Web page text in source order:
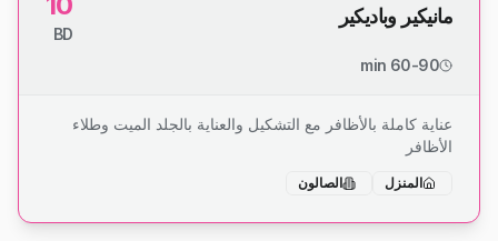
مانيكير وباديكير
BD
60-90 min
عناية كاملة بالأظافر مع التشكيل والعناية بالجلد الميت وطلاء
الأظافر
المنزل الصالون